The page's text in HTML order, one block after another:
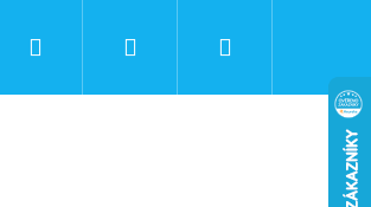
podmínky Podmínky ochrany
Prihlásenie